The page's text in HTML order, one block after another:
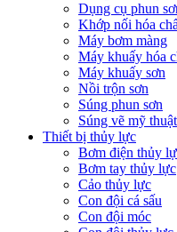
Dụng cụ phun
Khớp nối hóa
Máy bơm màng
Máy khuấy hóa
Máy khuấy sơn
Nồi trộn sơn
Súng phun sơn
Súng vẽ mỹ thuật
Thiết bị thủy lực
Bơm điện thủy
Bơm tay thủy lực
Cảo thủy lực
Con đội cá sấu
Con đội móc